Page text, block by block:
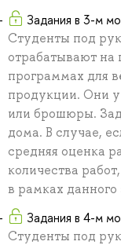
Задания в 3-м
Студенты под
отрабатывают на
программах для
продукции. Они
или брошюры.
дома. В случае,
средняя оценка
количества
в рамках
Задания в 4-м
Студенты под